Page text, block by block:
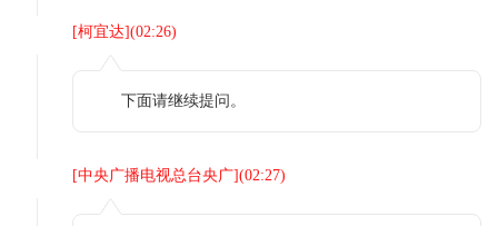
[柯宜达](02:26)
下面请继续提问。
[中央广播电视总台央广](02:27)